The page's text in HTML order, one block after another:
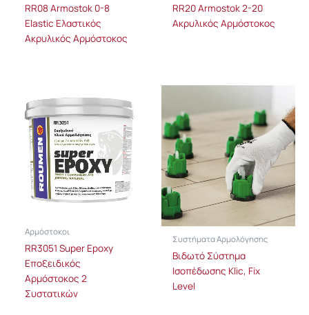
RR08 Armostok 0-8
Elastic Ελαστικός
Ακρυλικός Αρμόστοκος
RR20 Armostok 2-20
Ακρυλικός Αρμόστοκος
Αρμόστοκοι
RR3051 Super Epoxy
Εποξειδικός
Αρμόστοκος 2
Συστατικών
Συστήματα Αρμολόγησης
Βιδωτό Σύστημα
Ισοπέδωσης Klic, Fix
Level